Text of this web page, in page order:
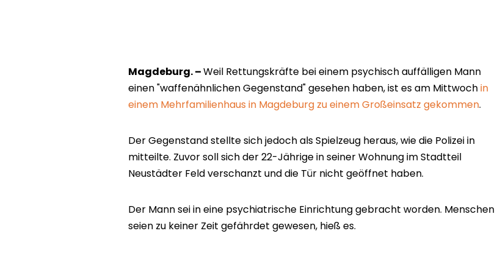
Magdeburg. –Weil Rettungskräfte bei einem psychisch auffälligen Mann
einen "waffenähnlichen Gegenstand" gesehen haben, ist es am Mittwochin
einem Mehrfamilienhaus in Magdeburg zu einem Großeinsatz gekommen.
Der Gegenstand stellte sich jedoch als Spielzeug heraus, wie die Polizei in
mitteilte. Zuvor soll sich der 22-Jährige in seiner Wohnung im Stadtteil
Neustädter Feld verschanzt und die Tür nicht geöffnet haben.
Der Mann sei in eine psychiatrische Einrichtung gebracht worden. Menschen
seien zu keiner Zeit gefährdet gewesen, hieß es.